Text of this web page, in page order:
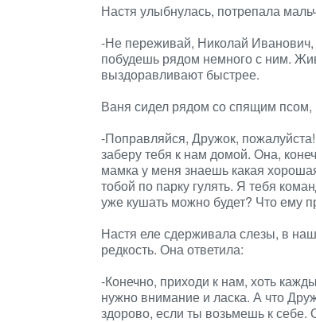
Настя улыбнулась, потрепала
-Не переживай, Николай Иванович,
побудешь рядом немного с ним.
выздоравливают быстрее.
Ваня сидел рядом со спящим псом,
-Поправляйся, Дружок,
заберу тебя к нам домой. Она,
мамка у меня знаешь какая
тобой по парку гулять. Я тебя
уже кушать можно будет? Что ему
Настя еле сдерживала слезы, в
редкость. Она ответила:
-Конечно, приходи к нам, хоть
нужно внимание и ласка. А что
здорово, если ты возьмешь к